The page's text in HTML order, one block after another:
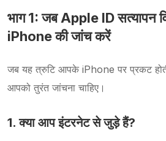
भाग 1: जब Apple ID सत्यापन
iPhone की जांच करें
जब यह त्रुटि आपके iPhone पर प्रकट
आपको तुरंत जांचना चाहिए।
1. क्या आप इंटरनेट से जुड़े हैं?